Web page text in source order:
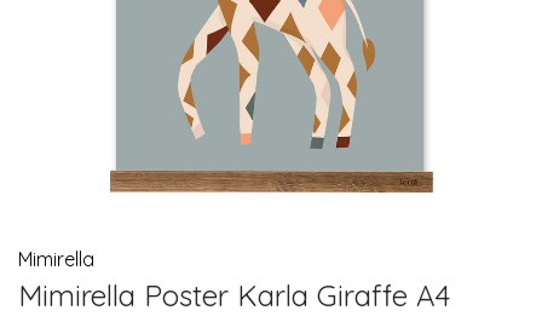
Mimirella
Mimirella Poster Karla Giraffe A4